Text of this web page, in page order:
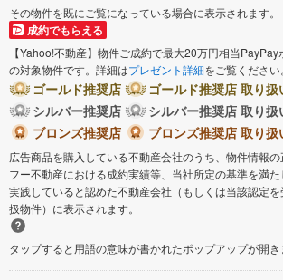
その物件を既にご覧になっている場合に表示されます。
成約でもらえる
【Yahoo!不動産】物件ご成約で最大20万円相当PayPay
の対象物件です。詳細はプレゼント詳細をご覧ください。
ゴールド推奨店
ゴールド推奨店 取り扱
シルバー推奨店
シルバー推奨店 取り扱
ブロンズ推奨店
ブロンズ推奨店 取り扱
広告商品を購入している不動産会社のうち、物件情報
フー不動産における成約実績等、当社所定の基準を満
実践していると認めた不動産会社（もしくは当該認定
扱物件）に表示されます。
タップすると用語の意味が書かれたポップアップが開き